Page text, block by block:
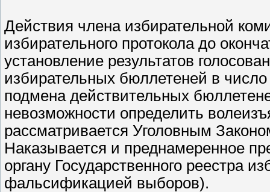
Действия члена избирательной
избирательного протокола до
установление результатов
избирательных бюллетеней в
подмена действительных
невозможности определить
рассматривается Уголовным
Наказывается и преднамеренное
органу Государственного реестра
фальсификацией выборов).